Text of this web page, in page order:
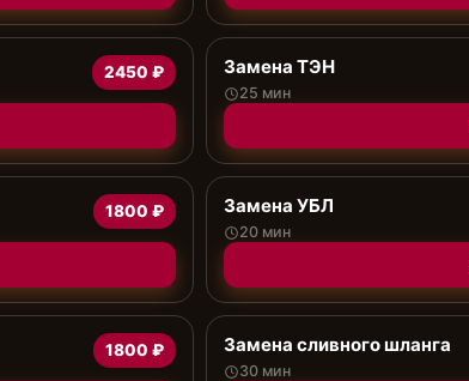
2450 ₽ Замена ТЭН
25 мин
1800 ₽ Замена УБЛ
20 мин
1800 ₽ Замена сливного шланга
30 мин